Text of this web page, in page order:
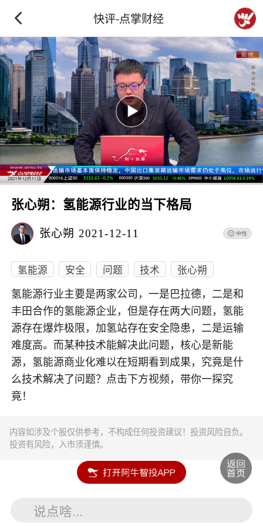
快评-点掌财经
张心朔：氢能源行业的当下格局
张心朔 2021-12-11
氢能源 安全 问题 技术 张心朔
氢能源行业主要是两家公司，一是巴拉德，二是和
丰田合作的氢能源企业，但是存在两大问题，氢能
源存在爆炸极限，加氢站存在安全隐患，二是运输
难度高。而某种技术能解决此问题，核心是新能
源，氢能源商业化难以在短期看到成果，究竟是什
么技术解决了问题？点击下方视频，带你一探究
竟！
内容如涉及个股仅供参考，不构成任何投资建议！投资风险自负。
投资有风险，入市须谨慎。
说点啥...